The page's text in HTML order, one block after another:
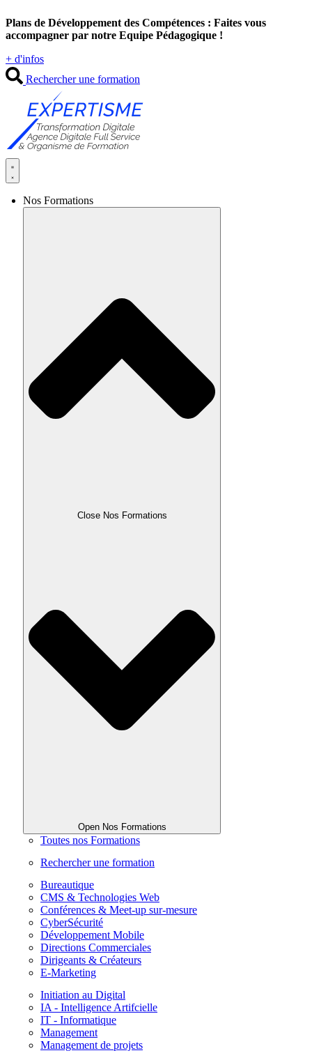
au
contenu
Plans de Développement des Compétences : Faites vous
accompagner par notre Equipe Pédagogique !
+ d'infos
Rechercher une formation
Nos Formations
Close Nos Formations
Open Nos Formations
Toutes nos Formations
Rechercher une formation
Bureautique
CMS & Technologies Web
Conférences & Meet-up sur-mesure
CyberSécurité
Développement Mobile
Directions Commerciales
Dirigeants & Créateurs
E-Marketing
Initiation au Digital
IA - Intelligence Artifcielle
IT - Informatique
Management
Management de projets